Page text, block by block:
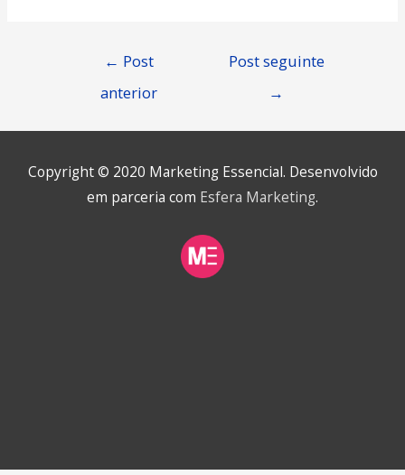
Navegação
Post
← Post
anterior
Post seguinte
→
Copyright © 2020 Marketing Essencial. Desenvolvido
em parceria com Esfera Marketing.